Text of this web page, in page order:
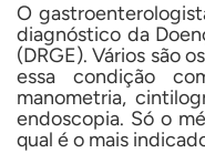
O
diagnóstico da
(DRGE). Vários são
essa condição
manometria,
endoscopia. Só o
qual é o mais